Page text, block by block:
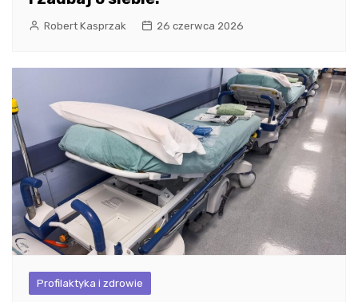
Robert Kasprzak 26 czerwca 2026
Profilaktyka i zdrowie